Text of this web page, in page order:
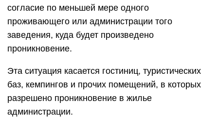
согласие по меньшей мере одного
проживающего или администрации того
заведения, куда будет произведено
проникновение.
Эта ситуация касается гостиниц, туристических
баз, кемпингов и прочих помещений, в которых
разрешено проникновение в жилье
администрации.